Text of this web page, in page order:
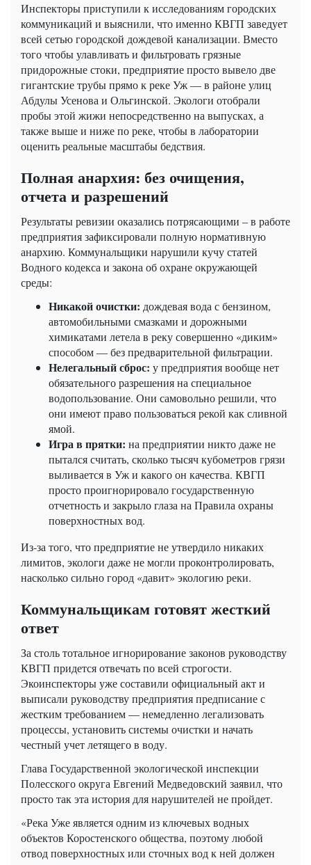
Инспекторы приступили к исследованиям городских
коммуникаций и выяснили, что именно КВГП заведует
всей сетью городской дождевой канализации. Вместо
того чтобы улавливать и фильтровать грязные
придорожные стоки, предприятие просто вывело две
гигантские трубы прямо к реке Уж — в районе улиц
Абдулы Усенова и Ольгинской. Экологи отобрали
пробы этой жижи непосредственно на выпусках, а
также выше и ниже по реке, чтобы в лаборатории
оценить реальные масштабы бедствия.
Полная анархия: без очищения,
отчета и разрешений
Результаты ревизии оказались потрясающими – в работе
предприятия зафиксировали полную нормативную
анархию. Коммунальщики нарушили кучу статей
Водного кодекса и закона об охране окружающей
среды:
Никакой очистки: дождевая вода с бензином,
автомобильными смазками и дорожными
химикатами летела в реку совершенно «диким»
способом — без предварительной фильтрации.
Нелегальный сброс: у предприятия вообще нет
обязательного разрешения на специальное
водопользование. Они самовольно решили, что
они имеют право пользоваться рекой как сливной
ямой.
Игра в прятки: на предприятии никто даже не
пытался считать, сколько тысяч кубометров грязи
выливается в Уж и какого он качества. КВГП
просто проигнорировало государственную
отчетность и закрыло глаза на Правила охраны
поверхностных вод.
Из-за того, что предприятие не утвердило никаких
лимитов, экологи даже не могли проконтролировать,
насколько сильно город «давит» экологию реки.
Коммунальщикам готовят жесткий
ответ
За столь тотальное игнорирование законов руководству
КВГП придется отвечать по всей строгости.
Экоинспекторы уже составили официальный акт и
выписали руководству предприятия предписание с
жестким требованием — немедленно легализовать
процессы, установить системы очистки и начать
честный учет летящего в воду.
Глава Государственной экологической инспекции
Полесского округа Евгений Медведовский заявил, что
просто так эта история для нарушителей не пройдет.
«Река Уже является одним из ключевых водных
объектов Коростенского общества, поэтому любой
отвод поверхностных или сточных вод к ней должен